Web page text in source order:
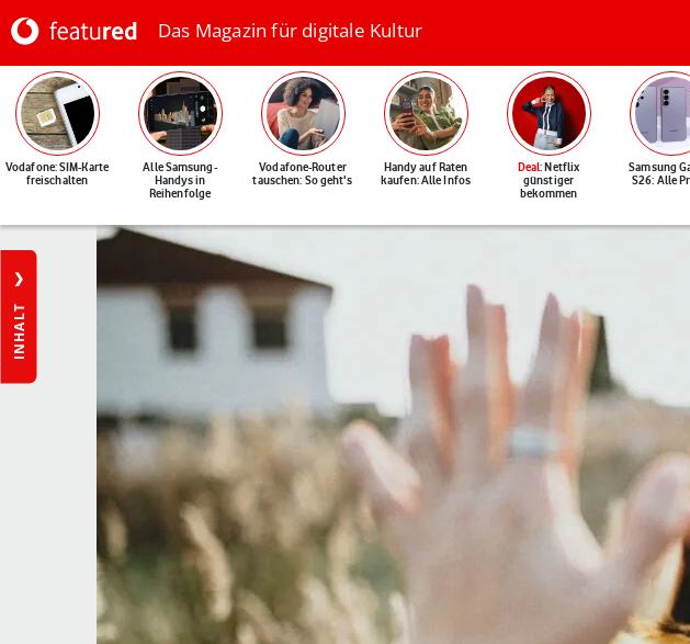
Das Magazin für digitale Kultur
Vodafone: SIM-Karte
freischalten
Alle Samsung-
Handys in
Reihenfolge
Vodafone-Router
tauschen: So geht's
Handy auf Raten
kaufen: Alle Infos
Deal: Netflix
günstiger
bekommen
Samsung
S26: Alle
INHALT